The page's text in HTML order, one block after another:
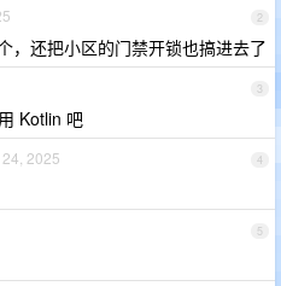
2
，还把小区的门禁开锁也搞进去了
3
Kotlin 吧
4
2025
5